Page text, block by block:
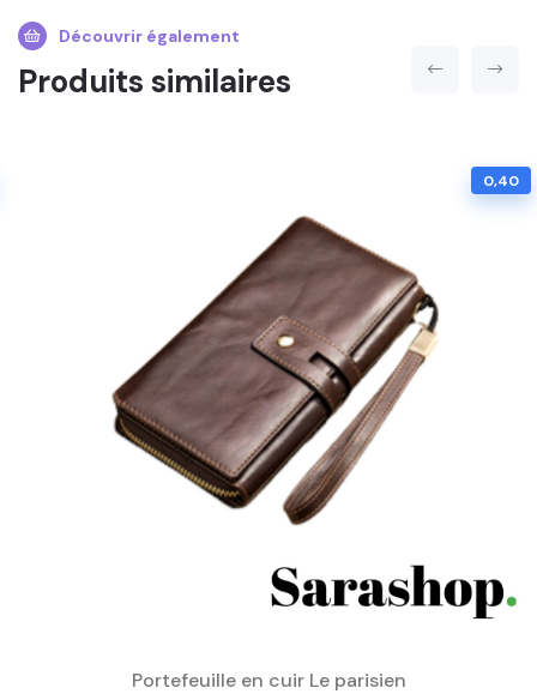
Découvrir également
Produits similaires
0,40
Portefeuille en cuir Le parisien